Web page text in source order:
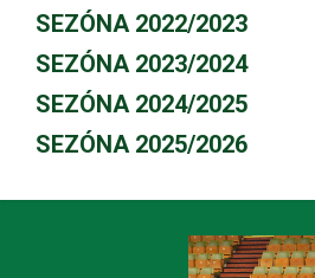
SEZÓNA 2022/2023
SEZÓNA 2023/2024
SEZÓNA 2024/2025
SEZÓNA 2025/2026